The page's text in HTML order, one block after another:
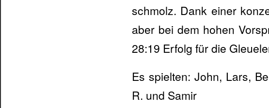
schmolz. Dank einer
aber bei dem hohen
28:19 Erfolg für die
Es spielten: John, Lars,
R. und Samir